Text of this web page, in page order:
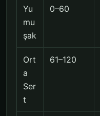
Yu
mu
şak
0–60
Ort
a
Ser
t
61–120